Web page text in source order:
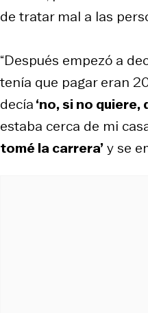
de tratar mal a las
“Después empezó a
tenía que pagar eran
decía‘no, si no quiere,
estaba cerca de mi
tomé la carrera’y se